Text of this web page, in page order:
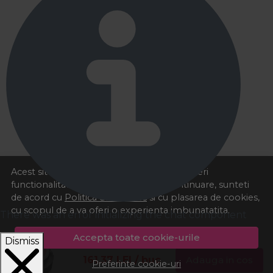
161,37LEI / buc
Acest site foloseste cookies pentru a va oferi
functionalitatea dorita. Navigand in continuare, sunteti
de acord cu Politica de cookies si cu plasarea de cookies,
cu scopul de a va oferi o experienta imbunatatita.
Accepta toate cookie-urile
Preferinte cookie-uri
There was an error initializing the chat component
Dismiss